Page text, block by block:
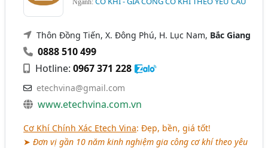
Ngành:
Thôn Đồng Tiến, X. Đông Phú, H. Lục Nam, Bắc Giang
0888 510 499
Hotline:0967 371 228
etechvina@gmail.com
www.etechvina.com.vn
Cơ Khí Chính Xác Etech Vina: Đẹp, bền, giá tốt!
➤Đơn vị gần 10 năm kinh nghiệm gia công cơ khí theo yêu